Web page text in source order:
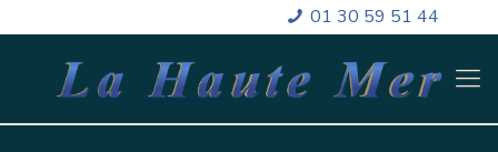
01 30 59 51 44